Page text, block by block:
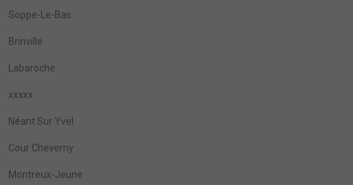
Soppe-Le-Bas
Brinville
Labaroche
xxxxx
Néant Sur Yvel
Cour Cheverny
Montreux-Jeune